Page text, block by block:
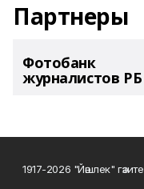
Партнеры
Фотобанк
журналистов РБ
1917-2026 "Йәшлек" гәзите